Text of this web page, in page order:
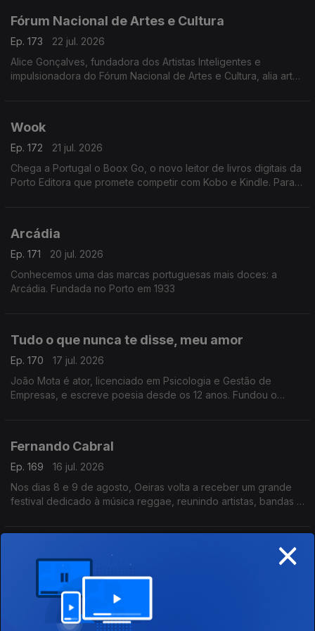
Fórum Nacional de Artes e Cultura
Ep. 173
22 jul. 2026
Alice Gonçalves, fundadora dos Artistas Inteligentes e
impulsionadora do Fórum Nacional de Artes e Cultura, alia arte,
Wook
Ep. 172
21 jul. 2026
Chega a Portugal o Boox Go, o novo leitor de livros digitais da
Porto Editora que promete competir com Kobo e Kindle. Para
Arcádia
Ep. 171
20 jul. 2026
Conhecemos uma das marcas portuguesas mais doces: a
Arcádia. Fundada no Porto em 1933
Tudo o que nunca te disse, meu amor
Ep. 170
17 jul. 2026
João Mota é ator, licenciado em Psicologia e Gestão de
Empresas, e escreve poesia desde os 12 anos. Fundou o
Fernando Cabral
Ep. 169
16 jul. 2026
Nos dias 8 e 9 de agosto, Oeiras volta a receber um grande
festival dedicado à música reggae, reunindo artistas, bandas e
Se Disser a Verdade, Estarei a Mentir-te
16 jul. 2026
Frederico D’Orey: português nascido em Petrópolis,
doutorado em Ciências Empresariais. Com mais de 20 anos em
gestão, marketing e comunicação, lançou Nascido de Ninguém
×